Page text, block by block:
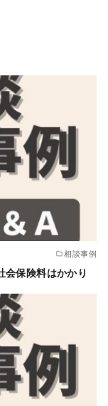
相談事例
保険料はかかり